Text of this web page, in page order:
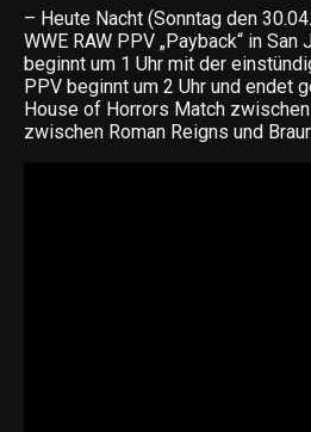
– Heute Nacht (Sonntag den
WWE RAW PPV „Payback“ in
beginnt um 1 Uhr mit der
PPV beginnt um 2 Uhr und endet
House of Horrors Match
zwischen Roman Reigns und